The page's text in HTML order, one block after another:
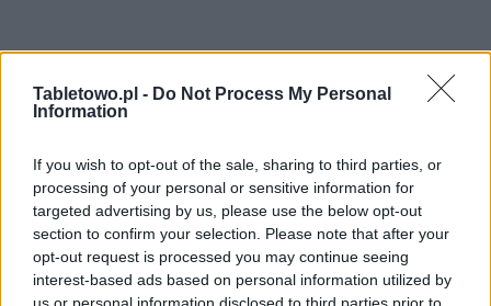
Tabletowo.pl - Do Not Process My Personal
Information
If you wish to opt-out of the sale, sharing to third parties, or
processing of your personal or sensitive information for
targeted advertising by us, please use the below opt-out
section to confirm your selection. Please note that after your
opt-out request is processed you may continue seeing
interest-based ads based on personal information utilized by
us or personal information disclosed to third parties prior to